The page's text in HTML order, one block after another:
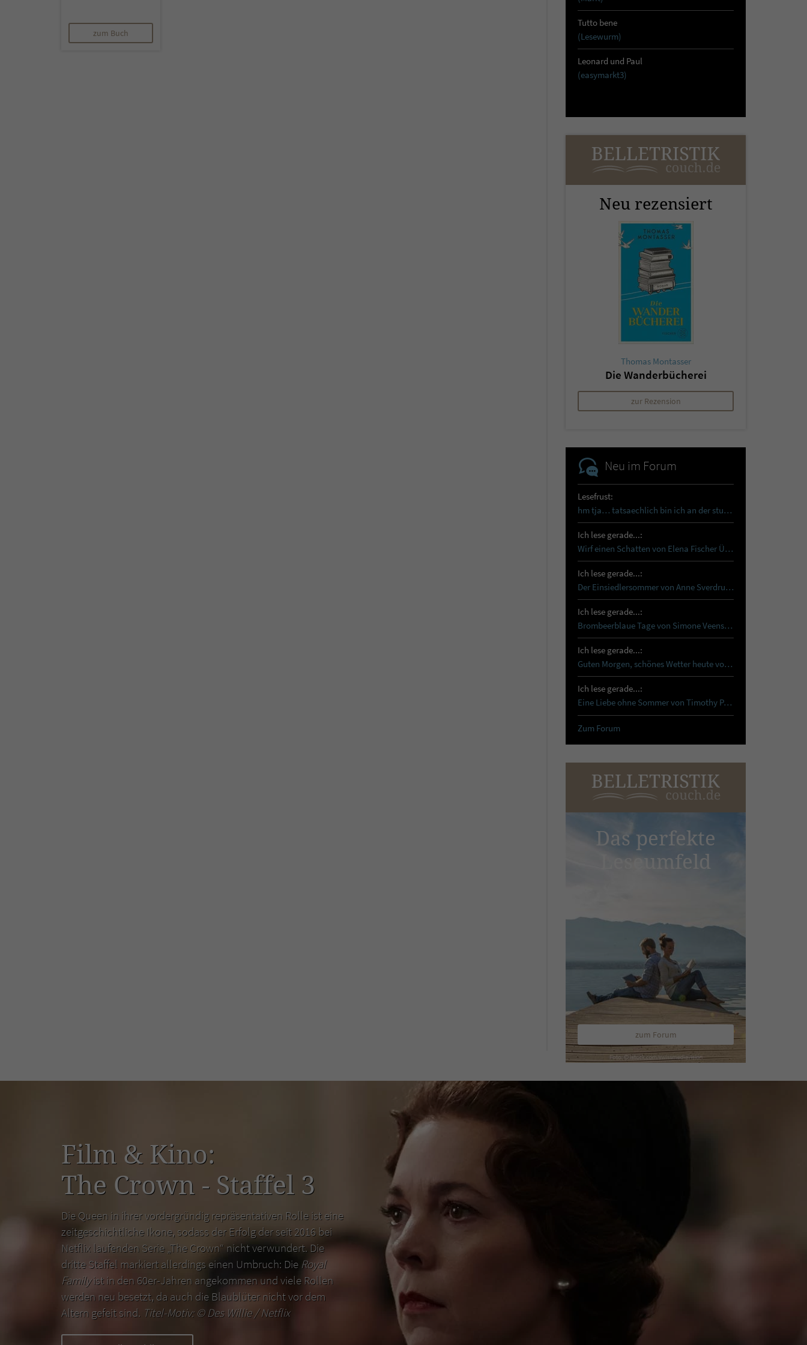
zum Buch
Tutto bene
(Lesewurm)
Leonard und Paul
(easymarkt3)
Neu rezensiert
Thomas Montasser
Die Wanderbücherei
zur Rezension
Neu im Forum
Lesefrust:
hm tja… tatsaechlich bin ich an der sturmhoehe…
Ich lese gerade...:
Wirf einen Schatten von Elena Fischer Über…
Ich lese gerade...:
Der Einsiedlersommer von Anne Sverdrup-Thygeson …
Ich lese gerade...:
Brombeerblaue Tage von Simone Veenstra Reset …
Ich lese gerade...:
Guten Morgen, schönes Wetter heute von Tanja…
Ich lese gerade...:
Eine Liebe ohne Sommer von Timothy Paul Schon…
Zum Forum
Das perfekte
Leseumfeld
zum Forum
Film & Kino:
The Crown - Staffel 3
Die Queen in ihrer vordergründig repräsentativen Rolle ist eine
zeitgeschichtliche Ikone, sodass der Erfolg der seit 2016 bei
Netflix laufenden Serie „The Crown“ nicht verwundert. Die
dritte Staffel markiert allerdings einen Umbruch: Die Royal
Familyist in den 60er-Jahren angekommen und viele Rollen
werden neu besetzt, da auch die Blaublüter nicht vor dem
Altern gefeit sind. Titel-Motiv: ©Des Willie / Netflix